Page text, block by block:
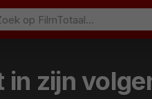
in zijn